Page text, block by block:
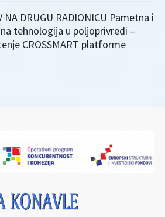
NA DRUGU RADIONICU Pametna i
tehnologija u poljoprivredi –
CROSSMART platforme